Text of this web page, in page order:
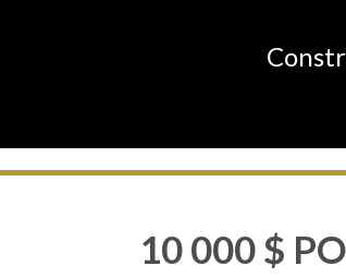
10 000 $